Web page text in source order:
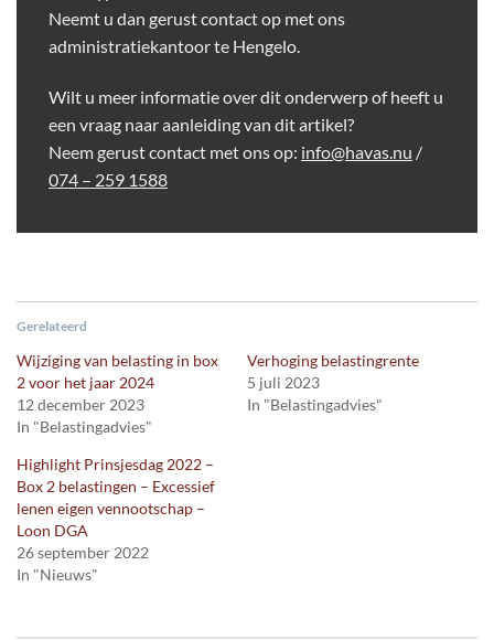
Neemt u dan gerust contact op met ons
administratiekantoor te Hengelo.
Wilt u meer informatie over dit onderwerp of heeft u
een vraag naar aanleiding van dit artikel?
Neem gerust contact met ons op: info@havas.nu /
074 – 259 1588
Gerelateerd
Wijziging van belasting in box
2 voor het jaar 2024
12 december 2023
In "Belastingadvies"
Verhoging belastingrente
5 juli 2023
In "Belastingadvies"
Highlight Prinsjesdag 2022 –
Box 2 belastingen – Excessief
lenen eigen vennootschap –
Loon DGA
26 september 2022
In "Nieuws"